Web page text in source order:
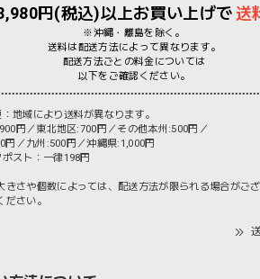
円(税込)以上お買い上げで送
※沖縄・離島を除く。
送料は配送方法によって異なります。
配送方法ごとの料金については
以下をご確認ください。
地域により送料が異なります。
円／東北地区:700円／その他本州:500円／
／九州:500円／沖縄県:1,000円
スト：一律198円
きさや個数によっては、配送方法が限られる場合がご
ださい。